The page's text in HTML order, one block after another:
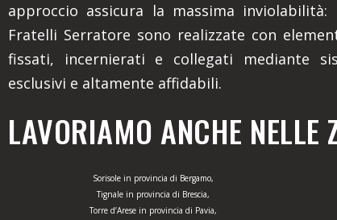
approccio assicura la massima
Fratelli Serratore sono realizzate con
fissati, incernierati e collegati mediante
esclusivi e altamente affidabili.
LAVORIAMO ANCHE NELLE
Sorisole in provincia di Bergamo,
Tignale in provincia di Brescia,
Torre d’Arese in provincia di Pavia,